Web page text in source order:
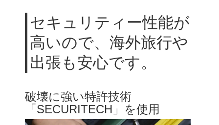
セキュリティー性能が
高いので、海外旅行や
出張も安心です。
破壊に強い特許技術
「SECURITECH」を使用